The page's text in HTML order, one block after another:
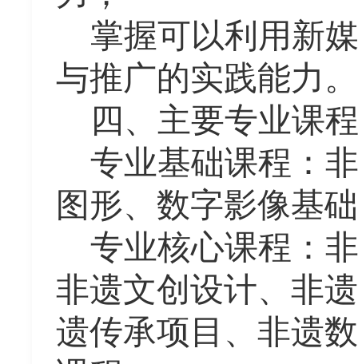
掌握可以利用新
与推广的实践能力。
四、主要专业课
专业基础课程：
图形、数字影像基
专业核心课程：
非遗文创设计、非
遗传承项目、非遗